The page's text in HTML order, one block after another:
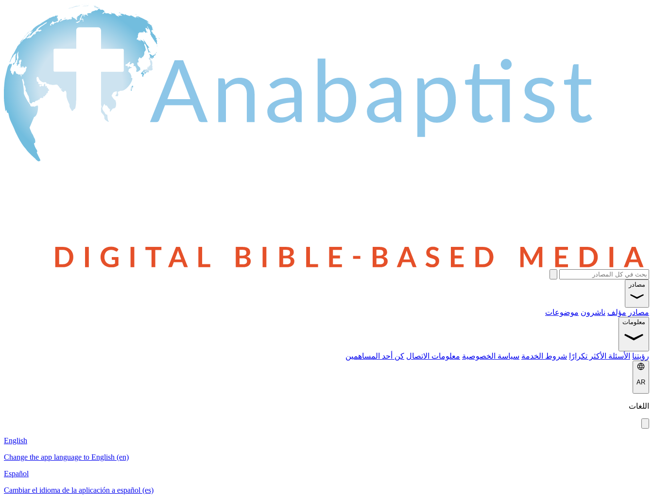
مصادر
مصادر مؤلف ناشرون موضوعات
معلومات
رؤيتنا الأسئلة الأكثر تكرارًا شروط الخدمة سياسة الخصوصية معلومات الاتصال كن أحد المساهمين
AR
اللغات
English
Change the app language to English (en)
Español
Cambiar el idioma de la aplicación a español (es)